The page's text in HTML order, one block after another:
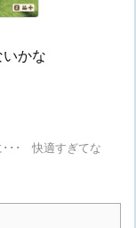
かな
･･･ 快適すぎてな